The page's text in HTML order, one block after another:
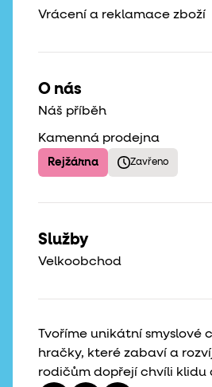
Tvoříme unikátní smyslové
hračky, které zabaví a
rodičům dopřejí chvíli klidu
Vrácení a reklamace zboží
O nás
Náš příběh
Kamenná prodejna
Rejžárna Zavřeno
Služby
Velkoobchod